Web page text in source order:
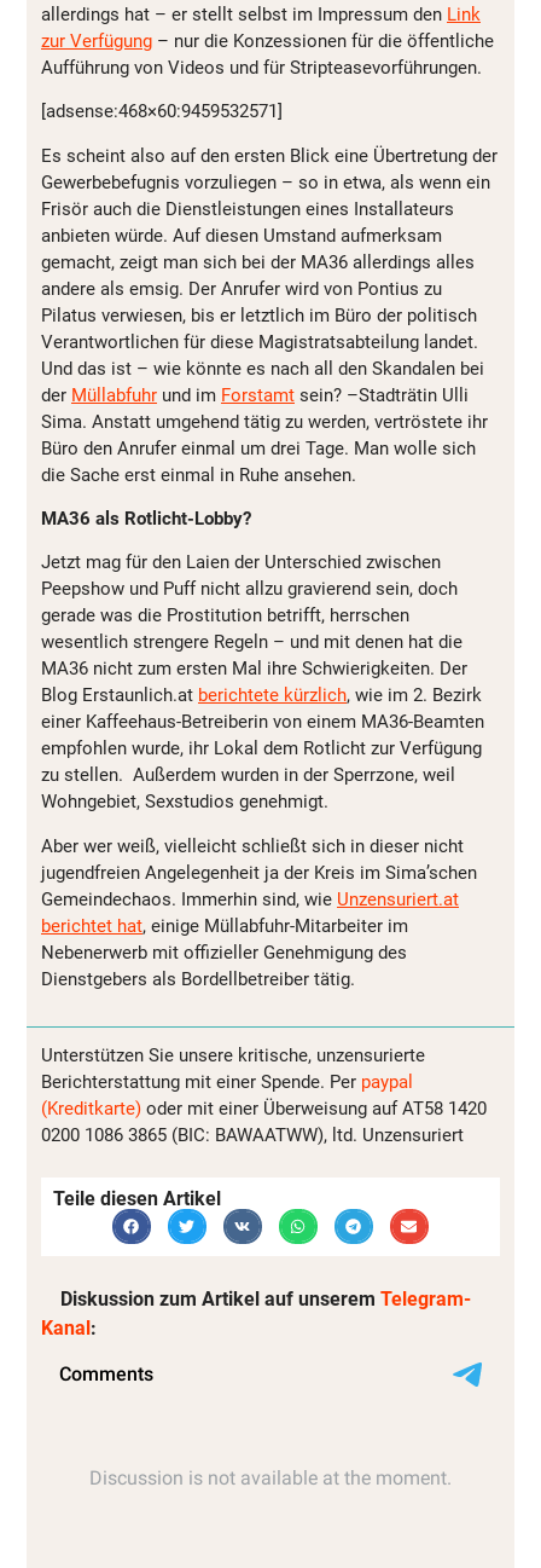
allerdings hat – er stellt selbst im Impressum den Link
zur Verfügung – nur die Konzessionen für die öffentliche
Aufführung von Videos und für Stripteasevorführungen.
[adsense:468×60:9459532571]
Es scheint also auf den ersten Blick eine Übertretung der
Gewerbebefugnis vorzuliegen – so in etwa, als wenn ein
Frisör auch die Dienstleistungen eines Installateurs
anbieten würde. Auf diesen Umstand aufmerksam
gemacht, zeigt man sich bei der MA36 allerdings alles
andere als emsig. Der Anrufer wird von Pontius zu
Pilatus verwiesen, bis er letztlich im Büro der politisch
Verantwortlichen für diese Magistratsabteilung landet.
Und das ist – wie könnte es nach all den Skandalen bei
der Müllabfuhr und im Forstamt sein? –Stadträtin Ulli
Sima. Anstatt umgehend tätig zu werden, vertröstete ihr
Büro den Anrufer einmal um drei Tage. Man wolle sich
die Sache erst einmal in Ruhe ansehen.
MA36 als Rotlicht-Lobby?
Jetzt mag für den Laien der Unterschied zwischen
Peepshow und Puff nicht allzu gravierend sein, doch
gerade was die Prostitution betrifft, herrschen
wesentlich strengere Regeln – und mit denen hat die
MA36 nicht zum ersten Mal ihre Schwierigkeiten. Der
Blog Erstaunlich.at berichtete kürzlich, wie im 2. Bezirk
einer Kaffeehaus-Betreiberin von einem MA36-Beamten
empfohlen wurde, ihr Lokal dem Rotlicht zur Verfügung
zu stellen. Außerdem wurden in der Sperrzone, weil
Wohngebiet, Sexstudios genehmigt.
Aber wer weiß, vielleicht schließt sich in dieser nicht
jugendfreien Angelegenheit ja der Kreis im Sima’schen
Gemeindechaos. Immerhin sind, wie Unzensuriert.at
berichtet hat, einige Müllabfuhr-Mitarbeiter im
Nebenerwerb mit offizieller Genehmigung des
Dienstgebers als Bordellbetreiber tätig.
Unterstützen Sie unsere kritische, unzensurierte
Berichterstattung mit einer Spende. Per paypal
(Kreditkarte) oder mit einer Überweisung auf AT58 1420
0200 1086 3865 (BIC: BAWAATWW), ltd. Unzensuriert
Teile diesen Artikel
Diskussion zum Artikel auf unserem Telegram-
Kanal :